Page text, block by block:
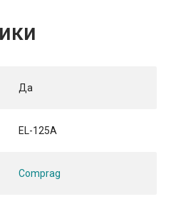
Да
EL-125A
Comprag